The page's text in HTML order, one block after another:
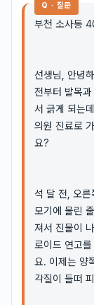
Q · 질문
부천 소사동
선생님, 안녕
전부터 발목
서 긁게 되는
의원 진료로
요?
석 달 전, 오
모기에 물린
져서 진물이
로이드 연고
요. 이제는 양
각질이 들떠